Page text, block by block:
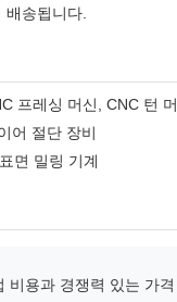
송됩니다.
프레싱 머신, CNC 턴
어 절단 장비
면 밀링 기계
비용과 경쟁력 있는 가격